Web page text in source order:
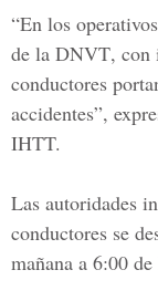
“En los operativos
de la DNVT, con
conductores
accidentes”,
IHTT.
Las autoridades
conductores se
mañana a 6:00